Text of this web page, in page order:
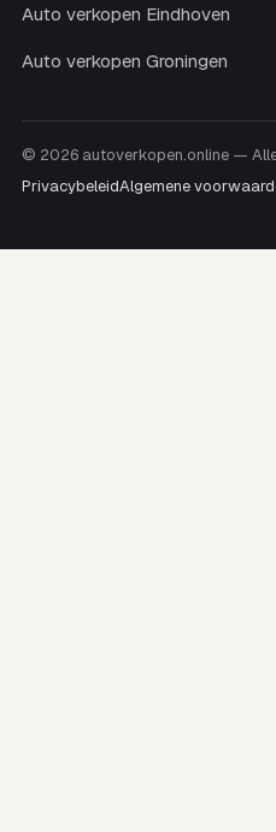
Auto verkopen Eindhoven
Auto verkopen Groningen
© 2026 autoverkopen.online —
PrivacybeleidAlgemene